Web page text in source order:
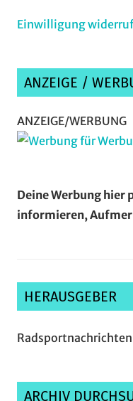
Einwilligung
ANZEIGE /
ANZEIGE/WERBUNG
Deine Werbung hier
informieren,
HERAUSGEBER
ARCHIV